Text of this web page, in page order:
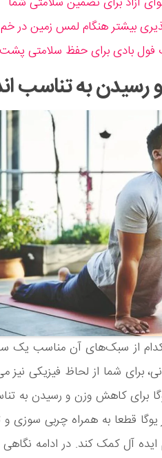
به تناسب
کدام از سبک‌های آن مناسب یک
برای شما از لحاظ فیزیکی نیز
برای کاهش وزن و رسیدن به
یوگا قطعا به همراه چربی سوزی
ایده آل کمک کند. در ادامه